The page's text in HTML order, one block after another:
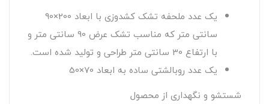
یک عدد ملحفه تشک کشدوزی با ابعاد 200×90
سانتی متر که مناسب تشک عرض 90 سانتی متر و
با ارتفاع 30 سانتی متر طراحی و تولید شده است.
یک عدد روبالشتی ساده به ابعاد 70×50
شستشو و نگهداری از محصول